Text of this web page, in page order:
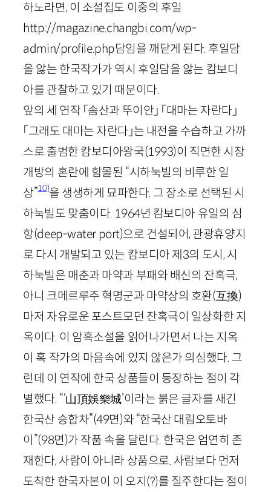
하노라면, 이 소설집도 이중의 후일
http://magazine.changbi.com/wp-
admin/profile.php담임을 깨닫게 된다. 후일담
을 앓는 한국작가가 역시 후일담을 앓는 캄보디
아를 관찰하고 있기 때문이다.
앞의 세 연작 「솜산과 뚜이안」 「대마는 자란다」
「그래도 대마는 자란다」는 내전을 수습하고 가까
스로 출범한 캄보디아왕국(1993)이 직면한 시장
개방의 혼란에 함몰된 “시하눅빌의 비루한 일
상”10)을 생생하게 묘파한다. 그 장소로 선택된 시
하눅빌도 맞춤이다. 1964년 캄보디아 유일의 심
항(deep-water port)으로 건설되어, 관광휴양지
로 다시 개발되고 있는 캄보디아 제3의 도시, 시
하눅빌은 매춘과 마약과 부패와 배신의 잔혹극,
아니 크메르루주 혁명군과 마약상의 호환(互換)
마저 자유로운 포스트모던 잔혹극이 일상화한 지
옥이다. 이 암흑소설을 읽어나가면서 나는 지옥
이 혹 작가의 마음속에 있지 않은가 의심했다. 그
런데 이 연작에 한국 상품들이 등장하는 점이 각
별했다. “‘山頂娛樂城’이라는 붉은 글자를 새긴
한국산 승합차”(49면)와 “한국산 대림오토바
이”(98면)가 작품 속을 달린다. 한국은 엄연히 존
재한다, 사람이 아니라 상품으로. 사람보다 먼저
도착한 한국자본이 이 오지(?)를 질주한다는 점이